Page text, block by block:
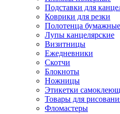
Подставки для
Коврики для резки
Полотенца бумажные
Лупы канцелярские
Визитницы
Ежедневники
Скотчи
Блокноты
Ножницы
Этикетки
Товары для
Фломастеры